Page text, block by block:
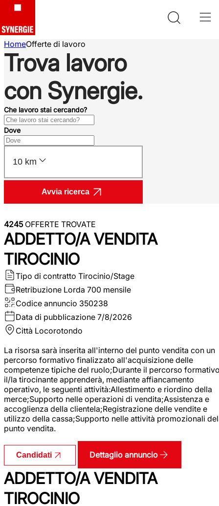
HomeOfferte di lavoro
Trova lavoro
con Synergie.
Che lavoro stai cercando?
Dove
10 km
Avvia ricerca
4245OFFERTE TROVATE
ADDETTO/A VENDITA
TIROCINIO
Tipo di contratto Tirocinio/Stage
Retribuzione Lorda 700 mensile
Codice annuncio 350238
Data di pubblicazione 7/8/2026
Città Locorotondo
La risorsa sarà inserita all'interno del punto vendita con un
percorso formativo finalizzato all'acquisizione delle
competenze tipiche del ruolo;Durante il percorso
il/la tirocinante apprenderà, mediante affiancamento
operativo, le seguenti attività:Allestimento e riordino della
merce;Supporto nelle operazioni di vendita;Assistenza e
accoglienza della clientela;Registrazione delle vendite e
utilizzo della cassa;Supporto nelle attività promozionali del
punto vendita.
Candidati Dettaglio annuncio
ADDETTO/A VENDITA
TIROCINIO